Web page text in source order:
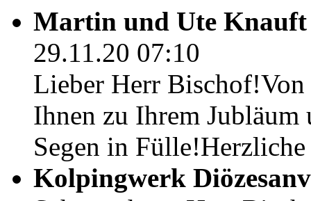
Martin und Ute
29.11.20 07:10
Lieber Herr
Ihnen zu Ihrem Jubläum
Segen in
Kolpingwerk